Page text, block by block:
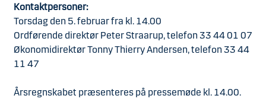
Kontaktpersoner:
Torsdag den 5. februar fra kl. 14.00
Ordførende direktør Peter Straarup, telefon 33 44 01 07
Økonomidirektør Tonny Thierry Andersen, telefon 33 44
11 47
Årsregnskabet præsenteres på pressemøde kl. 14.00.